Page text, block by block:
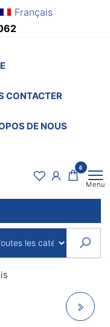
Français
CONTACTER
DE NOUS
0
Menu